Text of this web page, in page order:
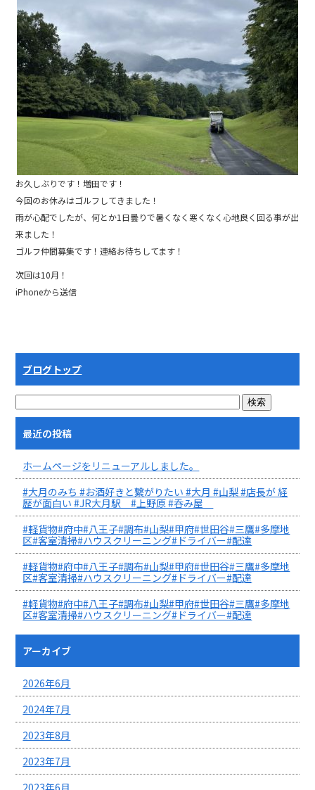
b
o
o
k
お久しぶりです！増田です！
今回のお休みはゴルフしてきました！
雨が心配でしたが、何とか1日曇りで暑くなく寒くなく心地良く回る事が出
来ました！
ゴルフ仲間募集です！連絡お待ちしてます！
次回は10月！
iPhoneから送信
ブログトップ
最近の投稿
ホームページをリニューアルしました。
#大月のみち #お酒好きと繋がりたい #大月 #山梨 #店長が 経
歴が面白い #JR大月駅 #上野原 #呑み屋
#軽貨物#府中#八王子#調布#山梨#甲府#世田谷#三鷹#多摩地
区#客室清掃#ハウスクリーニング#ドライバー#配達
#軽貨物#府中#八王子#調布#山梨#甲府#世田谷#三鷹#多摩地
区#客室清掃#ハウスクリーニング#ドライバー#配達
#軽貨物#府中#八王子#調布#山梨#甲府#世田谷#三鷹#多摩地
区#客室清掃#ハウスクリーニング#ドライバー#配達
アーカイブ
2026年6月
2024年7月
2023年8月
2023年7月
2023年6月